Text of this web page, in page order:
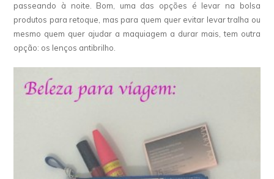
passeando à noite. Bom, uma das opções é levar na bolsa
produtos para retoque, mas para quem quer evitar levar tralha ou
mesmo quem quer ajudar a maquiagem a durar mais, tem outra
opção: os lenços antibrilho.